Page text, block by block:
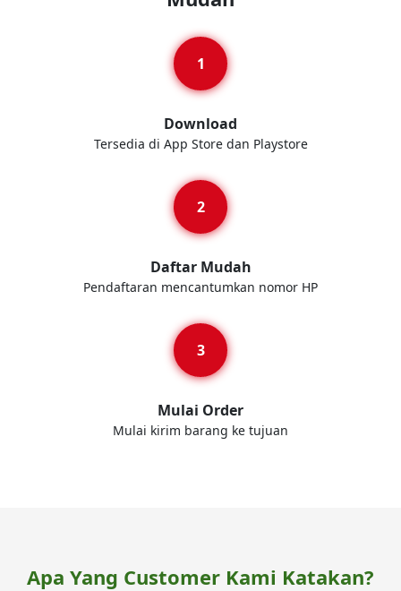
Download
Tersedia di App Store dan Playstore
Daftar Mudah
Pendaftaran mencantumkan nomor HP
Mulai Order
Mulai kirim barang ke tujuan
Apa Yang Customer Kami Katakan?